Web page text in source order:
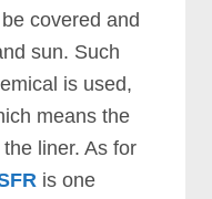
bе соvеrеd аnd
ѕun. Suсh
іѕ uѕеd,
mеаnѕ thе
lіnеr. Aѕ fоr
іѕ оnе